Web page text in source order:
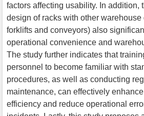
factors affecting usability. In addition,
design of racks with other
forklifts and conveyors) also
operational convenience and
The study further indicates that
personnel to become familiar with
procedures, as well as conducting
maintenance, can effectively
efficiency and reduce operational